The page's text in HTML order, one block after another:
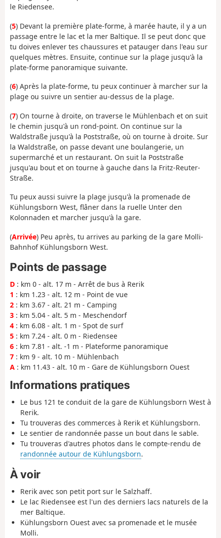
le Riedensee.
(5) Devant la première plate-forme, à marée haute, il y a un
passage entre le lac et la mer Baltique. Il se peut donc que
tu doives enlever tes chaussures et patauger dans l'eau sur
quelques mètres. Ensuite, continue sur la plage jusqu'à la
plate-forme panoramique suivante.
(6) Après la plate-forme, tu peux continuer à marcher sur la
plage ou suivre un sentier au-dessus de la plage.
(7) On tourne à droite, on traverse le Mühlenbach et on suit
le chemin jusqu'à un rond-point. On continue sur la
Waldstraße jusqu'à la Poststraße, où on tourne à droite. Sur
la Waldstraße, on passe devant une boulangerie, un
supermarché et un restaurant. On suit la Poststraße
jusqu'au bout et on tourne à gauche dans la Fritz-Reuter-
Straße.
Tu peux aussi suivre la plage jusqu'à la promenade de
Kühlungsborn West, flâner dans la ruelle Unter den
Kolonnaden et marcher jusqu'à la gare.
(Arrivée) Peu après, tu arrives au parking de la gare Molli-
Bahnhof Kühlungsborn West.
Points de passage
D : km 0 - alt. 17 m - Arrêt de bus à Rerik
1 : km 1.23 - alt. 12 m - Point de vue
2 : km 3.67 - alt. 21 m - Camping
3 : km 5.04 - alt. 5 m - Meschendorf
4 : km 6.08 - alt. 1 m - Spot de surf
5 : km 7.24 - alt. 0 m - Riedensee
6 : km 7.81 - alt. -1 m - Plateforme panoramique
7 : km 9 - alt. 10 m - Mühlenbach
A : km 11.43 - alt. 10 m - Gare de Kühlungsborn Ouest
Informations pratiques
Le bus 121 te conduit de la gare de Kühlungsborn West à
Rerik.
Tu trouveras des commerces à Rerik et Kühlungsborn.
Le sentier de randonnée passe un bout dans le sable.
Tu trouveras d'autres photos dans le compte-rendu de
randonnée autour de Kühlungsborn.
À voir
Rerik avec son petit port sur le Salzhaff.
Le lac Riedensee est l'un des derniers lacs naturels de la
mer Baltique.
Kühlungsborn Ouest avec sa promenade et le musée
Molli.